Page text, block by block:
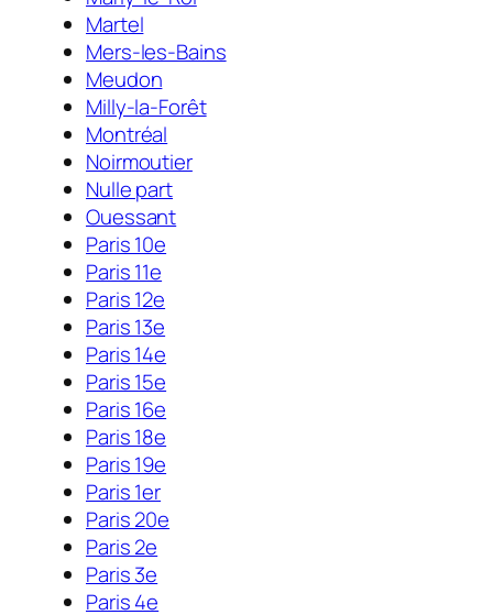
Martel
Mers-les-Bains
Meudon
Milly-la-Forêt
Montréal
Noirmoutier
Nulle part
Ouessant
Paris 10e
Paris 11e
Paris 12e
Paris 13e
Paris 14e
Paris 15e
Paris 16e
Paris 18e
Paris 19e
Paris 1er
Paris 20e
Paris 2e
Paris 3e
Paris 4e